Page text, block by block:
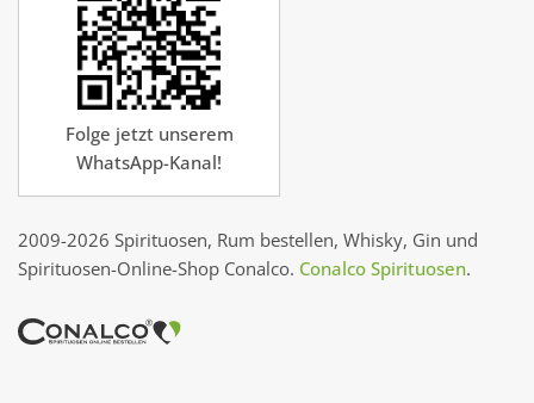
Folge jetzt unserem
WhatsApp-Kanal!
2009-2026 Spirituosen, Rum bestellen, Whisky, Gin und
Spirituosen-Online-Shop Conalco. Conalco Spirituosen.